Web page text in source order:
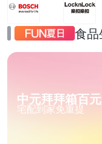
食
中元拜拜箱百
宅配到家免重提